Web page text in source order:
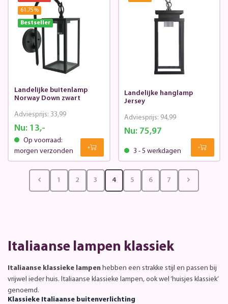
61.75%
Bestseller
Landelijke buitenlamp
Norway Down zwart
Nu:13,-
Adviesprijs: 33,99
Op voorraad:
morgen verzonden
Landelijke hanglamp
Jersey
Nu: 75,97
Adviesprijs: 94,99
3 - 5 werkdagen
1 2 3 4 5 6 7
Italiaanse lampen klassiek
Italiaanse klassieke lampen hebben een strakke stijl en passen bij
vrijwel ieder huis. Italiaanse klassieke lampen, ook wel ‘huisjes klassiek’
genoemd.
Klassieke Italiaanse buitenverlichting